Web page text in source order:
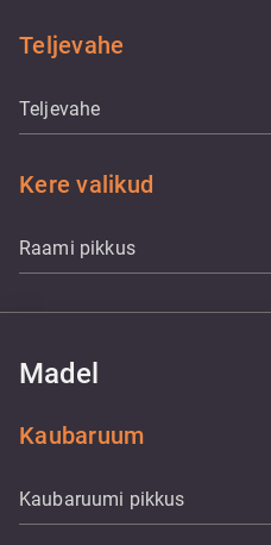
Teljevahe
Teljevahe
Kere valikud
Raami pikkus
Madel
Kaubaruum
Kaubaruumi pikkus